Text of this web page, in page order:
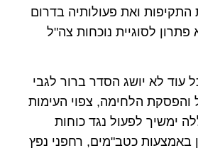
ואת פעולותיה בדרום
פתרון לסוגיית נוכחות צה"ל
עוד לא יושג הסדר ברור לגבי
והפסקת הלחימה, צפוי העימות
ימשיך לפעול נגד כוחות
באמצעות כטב"מים, רחפני נפץ